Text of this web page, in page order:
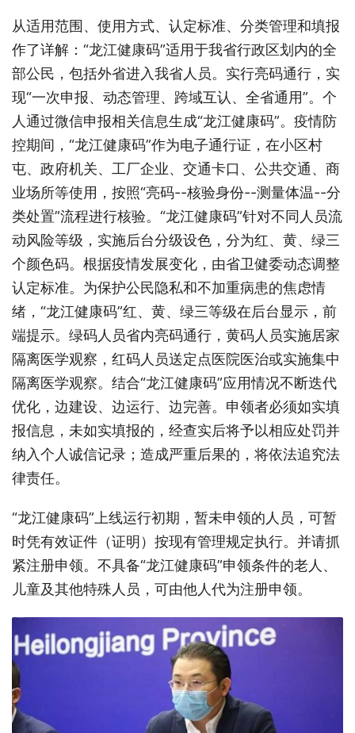
从适用范围、使用方式、认定标准、分类管理和填报
作了详解： “龙江健康码”适用于我省行政区划内的全
部公民，包括外省进入我省人员。实行亮码通行，实
现“一次申报、动态管理、跨域互认、全省通用”。 个
人通过微信申报相关信息生成“龙江健康码”。疫情防
控期间，“龙江健康码”作为电子通行证，在小区村
屯、政府机关、工厂企业、交通卡口、公共交通、商
业场所等使用，按照“亮码--核验身份--测量体温--分
类处置”流程进行核验。 “龙江健康码”针对不同人员流
动风险等级，实施后台分级设色，分为红、黄、绿三
个颜色码。根据疫情发展变化，由省卫健委动态调整
认定标准。 为保护公民隐私和不加重病患的焦虑情
绪，“龙江健康码”红、黄、绿三等级在后台显示，前
端提示。绿码人员省内亮码通行，黄码人员实施居家
隔离医学观察，红码人员送定点医院医治或实施集中
隔离医学观察。结合“龙江健康码”应用情况不断迭代
优化，边建设、边运行、边完善。 申领者必须如实填
报信息，未如实填报的，经查实后将予以相应处罚并
纳入个人诚信记录；造成严重后果的，将依法追究法
律责任。
“龙江健康码”上线运行初期，暂未申领的人员，可暂
时凭有效证件（证明）按现有管理规定执行。并请抓
紧注册申领。不具备“龙江健康码”申领条件的老人、
儿童及其他特殊人员，可由他人代为注册申领。